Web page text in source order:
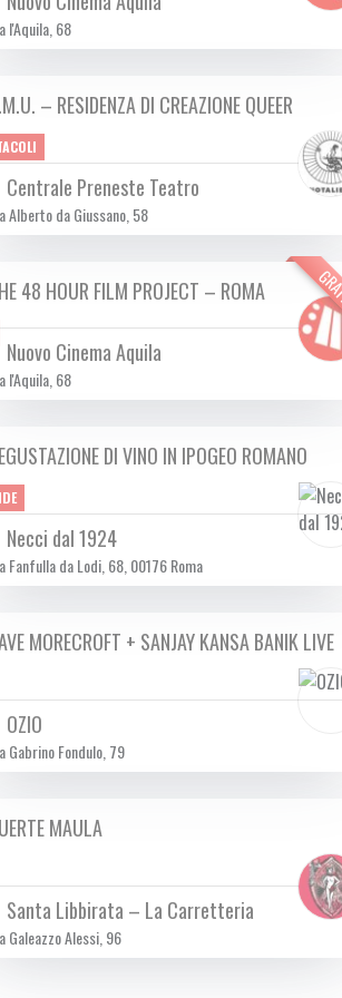
l'Aquila, 68
DOM 03/12 2023
– RESIDENZA DI CREAZIONE QUEER
Centrale Preneste Teatro
Alberto da Giussano, 58
DA LUN 27/11 A LUN 11/12 2023
48 HOUR FILM PROJECT – ROMA
Nuovo Cinema Aquila
l'Aquila, 68
DA DOM 22/10 A DOM 28/01 2024
DI VINO IN IPOGEO ROMANO
Necci dal 1924
Fanfulla da Lodi, 68, 00176 Roma
DOM 03/12 2023
MORECROFT + SANJAY KANSA BANIK LIVE
OZIO
Gabrino Fondulo, 79
DOM 03/12 2023
MAULA
Santa Libbirata – La Carretteria
Galeazzo Alessi, 96